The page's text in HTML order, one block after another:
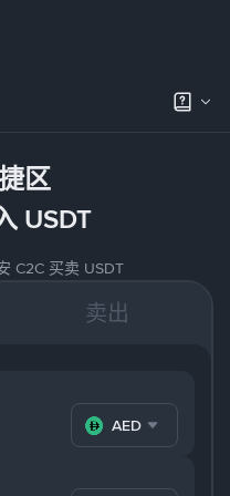
区
USDT
C2C 买卖 USDT
卖出
AED